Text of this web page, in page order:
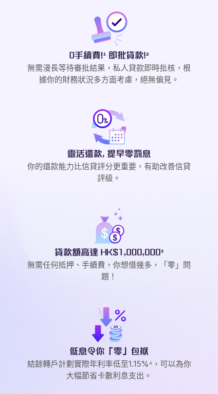
0手續費!¹ 即批貸款!²
無需漫長等待審批結果，私人貸款即時批核，根
據你的財務狀況多方面考慮，絕無偏見。
靈活還款, 提早零罰息
你的還款能力比信貸評分更重要，有助改善信貸
評級。
貸款額高達 HK$1,000,000³
無需任何抵押、手續費，你想借幾多，「零」問
題！
低息令你「零」包袱
結餘轉戶計劃實際年利率低至1.15%⁴，可以為你
大幅節省卡數利息支出。